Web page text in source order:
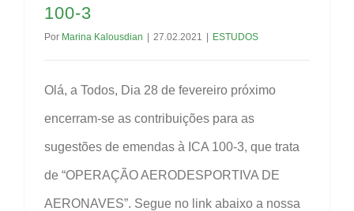
100-3
Por Marina Kalousdian 27.02.2021 ESTUDOS
Olá, a Todos, Dia 28 de fevereiro próximo
encerram-se as contribuições para as
sugestões de emendas à ICA 100-3, que trata
de “OPERAÇÃO AERODESPORTIVA DE
AERONAVES”. Segue no link abaixo a nossa